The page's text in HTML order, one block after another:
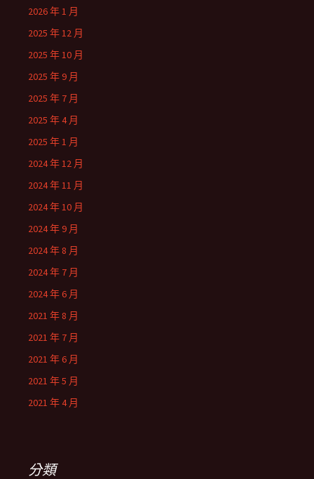
2026 年 1 月
2025 年 12 月
2025 年 10 月
2025 年 9 月
2025 年 7 月
2025 年 4 月
2025 年 1 月
2024 年 12 月
2024 年 11 月
2024 年 10 月
2024 年 9 月
2024 年 8 月
2024 年 7 月
2024 年 6 月
2021 年 8 月
2021 年 7 月
2021 年 6 月
2021 年 5 月
2021 年 4 月
分類